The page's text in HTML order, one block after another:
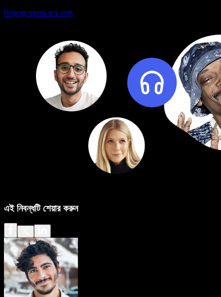
বিনামূল্যে ব্যবহার করে দেখুন
এই নিবন্ধটি শেয়ার করুন